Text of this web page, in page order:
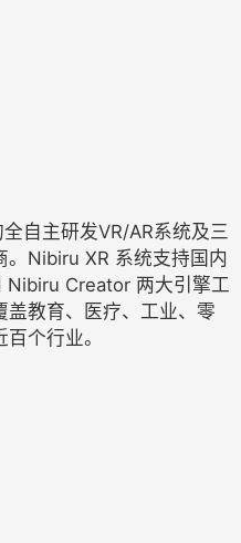
自主研发VR/AR系统及三
Nibiru XR 系统支持国内
Creator 两大引擎工
教育、医疗、工业、零
个行业。